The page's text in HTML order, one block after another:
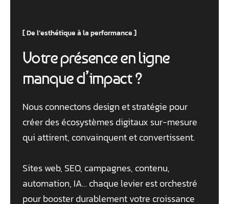
De l’esthétique à la performance
Votreprésenceenligne
manqued’impact ?
Nous connectons design et stratégie pour
créer des écosystèmes digitaux sur-mesure
qui attirent, convainquent et convertissent.
Sites web, SEO, campagnes, contenu,
automation, IA… chaque levier est orchestré
pour booster durablement votre croissance